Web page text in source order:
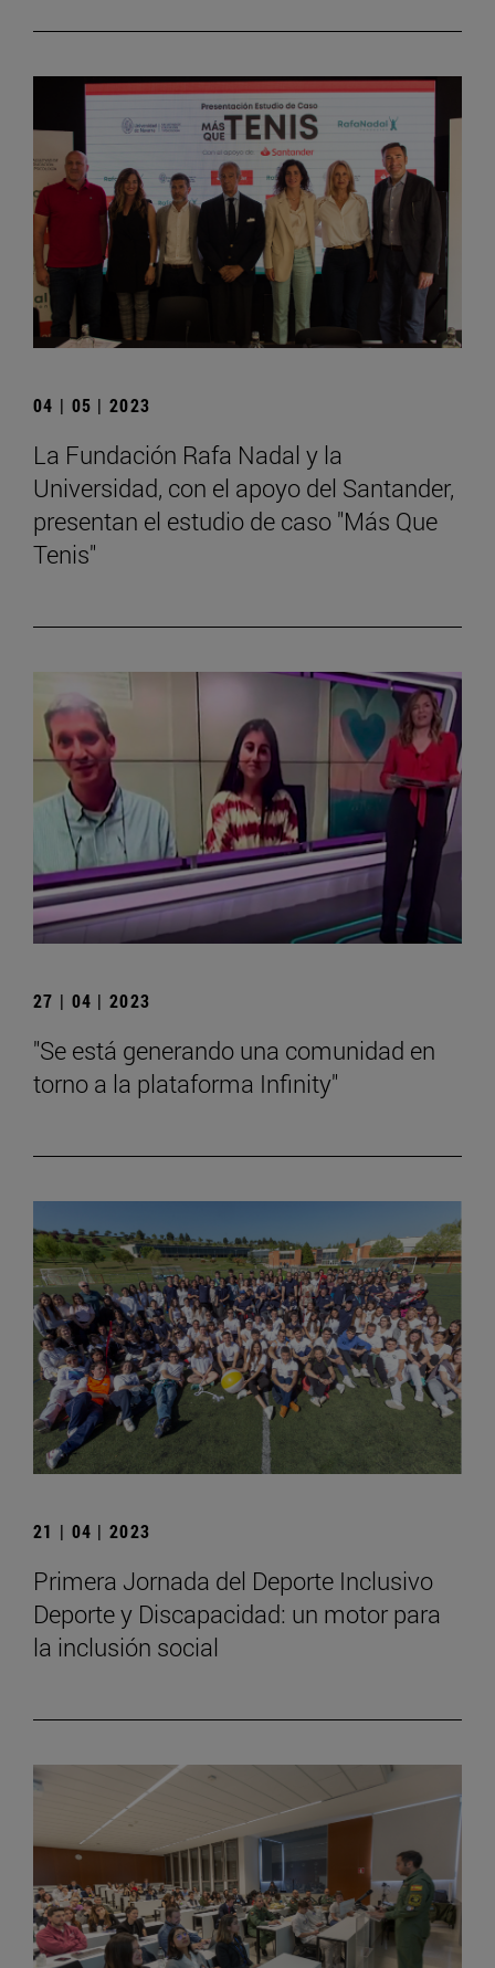
04 | 05 | 2023
La Fundación Rafa Nadal y la
Universidad, con el apoyo del Santander,
presentan el estudio de caso "Más Que
Tenis"
27 | 04 | 2023
"Se está generando una comunidad en
torno a la plataforma Infinity"
21 | 04 | 2023
Primera Jornada del Deporte Inclusivo
Deporte y Discapacidad: un motor para
la inclusión social